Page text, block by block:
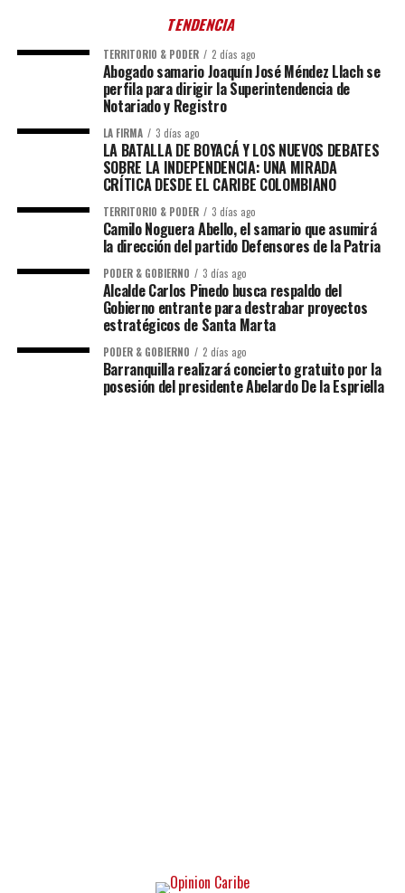
TENDENCIA
TERRITORIO & PODER 2 días ago
Abogado samario Joaquín José Méndez Llach se
perfila para dirigir la Superintendencia de
Notariado y Registro
LA FIRMA 3 días ago
LA BATALLA DE BOYACÁ Y LOS NUEVOS DEBATES
SOBRE LA INDEPENDENCIA: UNA MIRADA
CRÍTICA DESDE EL CARIBE COLOMBIANO
TERRITORIO & PODER 3 días ago
Camilo Noguera Abello, el samario que asumirá
la dirección del partido Defensores de la Patria
PODER & GOBIERNO 3 días ago
Alcalde Carlos Pinedo busca respaldo del
Gobierno entrante para destrabar proyectos
estratégicos de Santa Marta
PODER & GOBIERNO 2 días ago
Barranquilla realizará concierto gratuito por la
posesión del presidente Abelardo De la Espriella